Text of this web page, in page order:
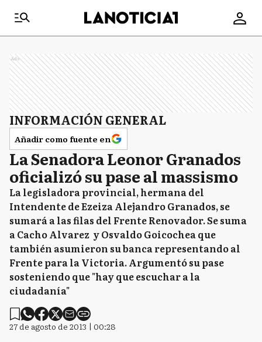
Ads
INFORMACIÓN GENERAL
Añadir como fuente en
La Senadora Leonor Granados
oficializó su pase al massismo
La legisladora provincial, hermana del
Intendente de Ezeiza Alejandro Granados, se
sumará a las filas del Frente Renovador. Se suma
a Cacho Alvarez y Osvaldo Goicochea que
también asumieron su banca representando al
Frente para la Victoria. Argumentó su pase
sosteniendo que "hay que escuchar a la
ciudadanía"
27 de agosto de 2013 | 00:28